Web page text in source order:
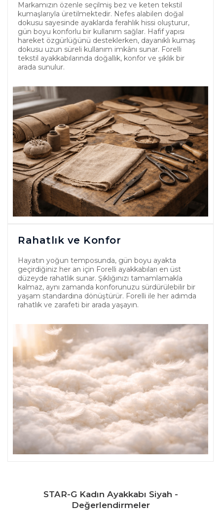
Markamızın özenle seçilmiş bez ve keten tekstil
kumaşlarıyla üretilmektedir. Nefes alabilen doğal
dokusu sayesinde ayaklarda ferahlık hissi oluşturur,
gün boyu konforlu bir kullanım sağlar. Hafif yapısı
hareket özgürlüğünü desteklerken, dayanıklı kumaş
dokusu uzun süreli kullanım imkânı sunar. Forelli
tekstil ayakkabılarında doğallık, konfor ve şıklık bir
arada sunulur.
Rahatlık ve Konfor
Hayatın yoğun temposunda, gün boyu ayakta
geçirdiğiniz her an için Forelli ayakkabıları en üst
düzeyde rahatlık sunar. Şıklığınızı tamamlamakla
kalmaz, aynı zamanda konforunuzu sürdürülebilir bir
yaşam standardına dönüştürür. Forelli ile her adımda
rahatlık ve zarafeti bir arada yaşayın.
STAR-G Kadın Ayakkabı Siyah -
Değerlendirmeler